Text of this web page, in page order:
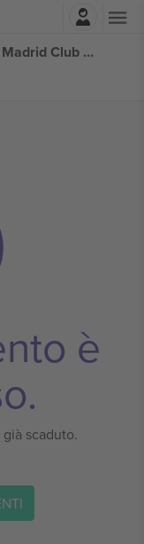
Manchester United FC vs Atletico de Madrid Club Friendlies biglietti
è
scaduto.